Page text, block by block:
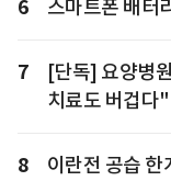
6 스마트폰 배터
7
[단독] 요양병
치료도 버겁다"
8
이란전 공습